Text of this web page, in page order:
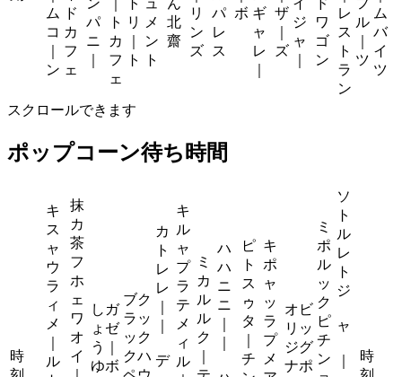
ム
コ
ン
ド
カ
フ
ェ
ン
パ
ニ
ト
カ
フ
ェ
ト
リ
ト
ュ
メ
ン
ト
ん
北
齋
リ
ン
ズ
パ
レ
ス
ボ ギ
ャ
レ
ザ
ズ
イ
ジ
ャ
ド
ワ
ゴ
ン
レ
ス
ト
ラ
ン
フ
ル
ツ
ム
バ
イ
ツ
スクロールできます
ポップコーン待ち時間
時
キ
ス
ャ
ウ
ラ
ィ
メ
ル
抹
カ
茶
フ
ホ
ェ
ワ
オ
イ
しガ
ょゼ
う｜
ゆボ
ブク
ラッ
ック
クハ
カ
ト
レ
レ
デ
キ
ル
ャ
プ
ラ
テ
メ
ィ
ル
ミ
カ
ル
ル
ク
ハ
ハ
ニ
ニ
ピ
ト
ス
ゥ
タ
チ
キ
ポ
ャ
ッ
ラ
プ
メ
オビ
リッ
ジグ
ナポ
ミ
ポ
ル
ッ
ク
ピ
チ
ン
ソ
ト
ル
レ
ト
ジ
ャ
時